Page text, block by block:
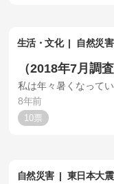
生活・文化 自然災害
（2018年7月調
私は年々暑くなって
8年前
10
自然災害 東日本大